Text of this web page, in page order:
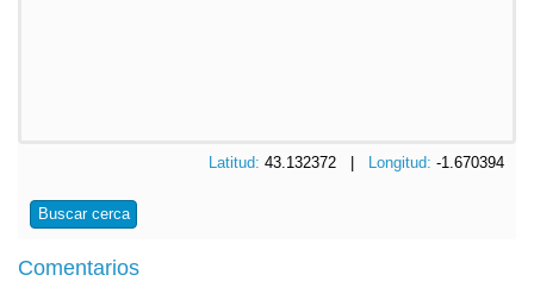
Latitud: 43.132372 | Longitud: -1.670394
Buscar cerca
Comentarios